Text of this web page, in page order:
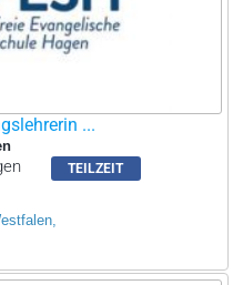
...
TEILZEIT